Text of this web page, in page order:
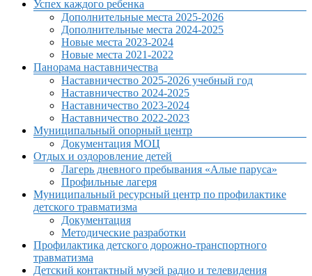
Успех каждого ребенка
Дополнительные места 2025-2026
Дополнительные места 2024-2025
Новые места 2023-2024
Новые места 2021-2022
Панорама наставничества
Наставничество 2025-2026 учебный год
Наставничество 2024-2025
Наставничество 2023-2024
Наставничество 2022-2023
Муниципальный опорный центр
Документация МОЦ
Отдых и оздоровление детей
Лагерь дневного пребывания «Алые паруса»
Профильные лагеря
Муниципальный ресурсный центр по профилактике
детского травматизма
Документация
Методические разработки
Профилактика детского дорожно-транспортного
травматизма
Детский контактный музей радио и телевидения